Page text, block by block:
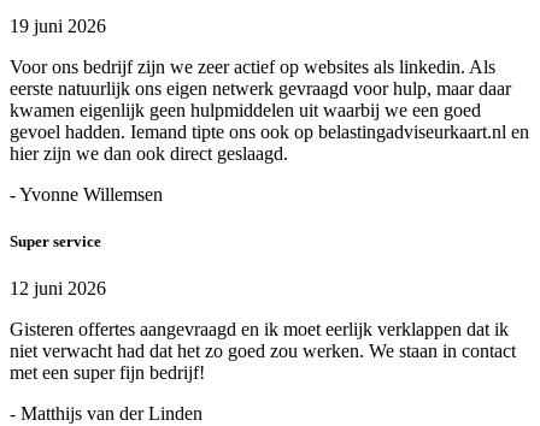
19 juni 2026
Voor ons bedrijf zijn we zeer actief op websites als linkedin. Als
eerste natuurlijk ons eigen netwerk gevraagd voor hulp, maar daar
kwamen eigenlijk geen hulpmiddelen uit waarbij we een goed
gevoel hadden. Iemand tipte ons ook op belastingadviseurkaart.nl en
hier zijn we dan ook direct geslaagd.
- Yvonne Willemsen
Super service
12 juni 2026
Gisteren offertes aangevraagd en ik moet eerlijk verklappen dat ik
niet verwacht had dat het zo goed zou werken. We staan in contact
met een super fijn bedrijf!
- Matthijs van der Linden